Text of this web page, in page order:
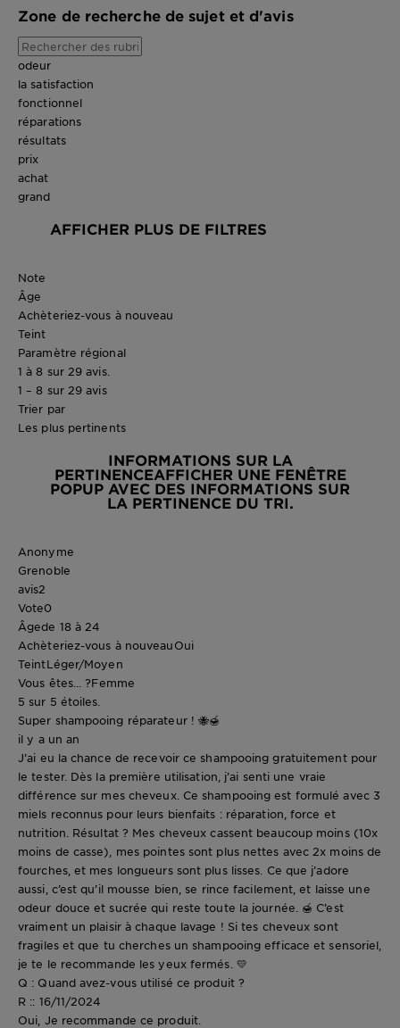
Zone de recherche de sujet et d'avis
odeur
la satisfaction
fonctionnel
réparations
résultats
prix
achat
grand
AFFICHER PLUS DE FILTRES
Note
Âge
Achèteriez-vous à nouveau
Teint
Paramètre régional
1 à 8 sur 29 avis.
1 – 8 sur 29 avis
Trier par
Les plus pertinents
INFORMATIONS SUR LA
PERTINENCEAFFICHER UNE FENÊTRE
POPUP AVEC DES INFORMATIONS SUR
LA PERTINENCE DU TRI.
Anonyme
Grenoble
avis2
Vote0
Âgede 18 à 24
Achèteriez-vous à nouveauOui
TeintLéger/Moyen
Vous êtes... ?Femme
5 sur 5 étoiles.
Super shampooing réparateur ! 🐝🍯
il y a un an
J’ai eu la chance de recevoir ce shampooing gratuitement pour
le tester. Dès la première utilisation, j’ai senti une vraie
différence sur mes cheveux. Ce shampooing est formulé avec 3
miels reconnus pour leurs bienfaits : réparation, force et
nutrition. Résultat ? Mes cheveux cassent beaucoup moins (10x
moins de casse), mes pointes sont plus nettes avec 2x moins de
fourches, et mes longueurs sont plus lisses. Ce que j’adore
aussi, c’est qu’il mousse bien, se rince facilement, et laisse une
odeur douce et sucrée qui reste toute la journée. 🍯 C’est
vraiment un plaisir à chaque lavage ! Si tes cheveux sont
fragiles et que tu cherches un shampooing efficace et sensoriel,
je te le recommande les yeux fermés. 💛
Q : Quand avez-vous utilisé ce produit ?
R :: 16/11/2024
Oui, Je recommande ce produit.